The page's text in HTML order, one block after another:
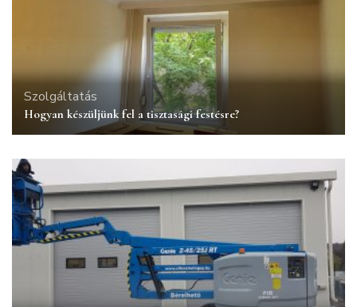
Szolgáltatás
Hogyan készüljünk fel a tisztasági festésre?